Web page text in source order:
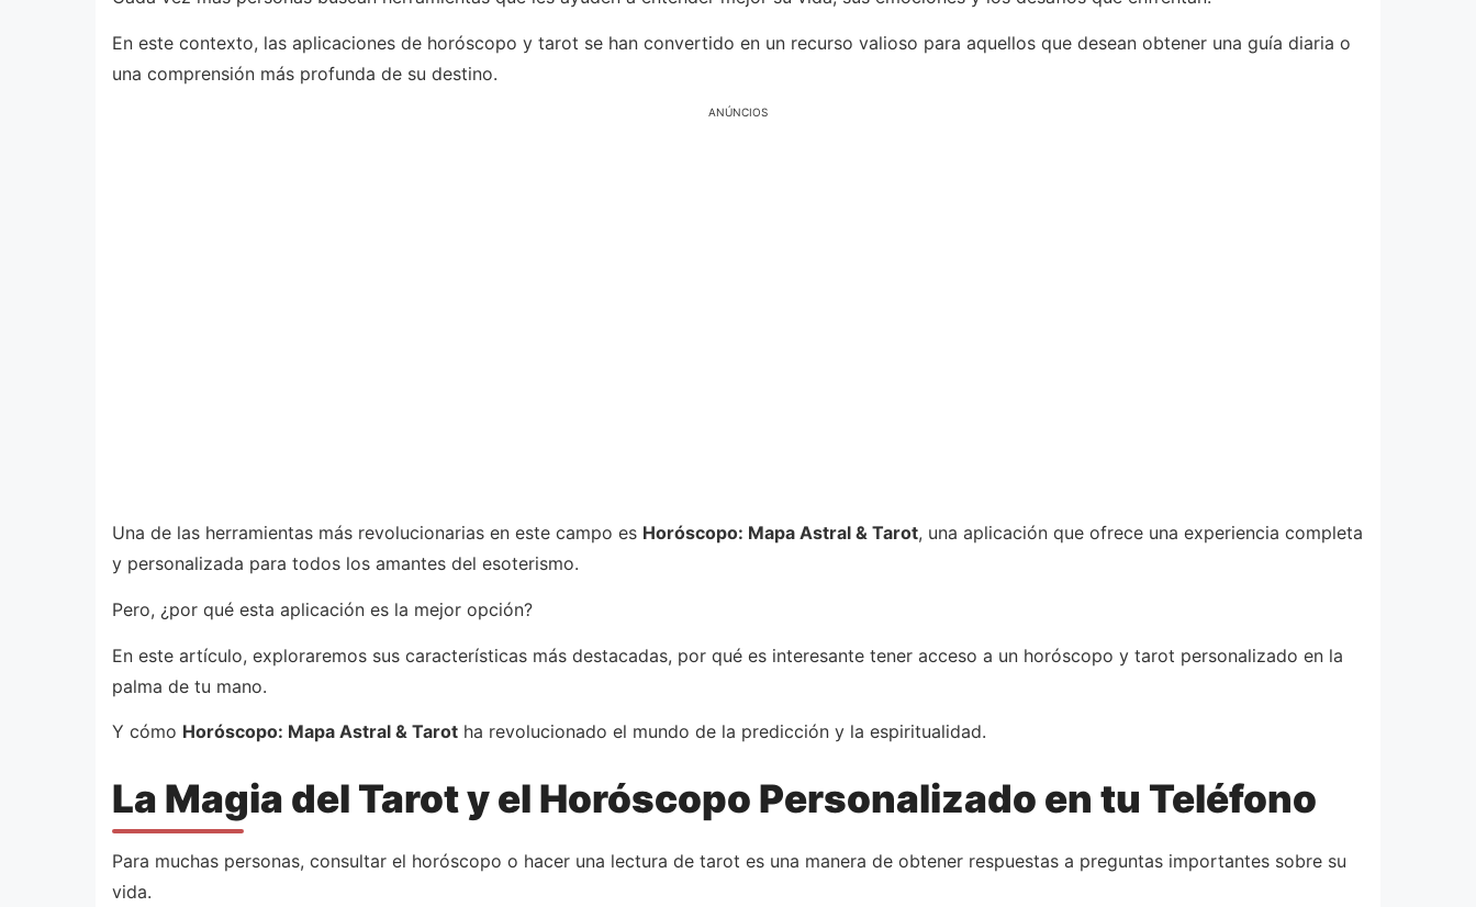
En este contexto, las aplicaciones de horóscopo y tarot se han convertido en un recurso valioso para aquellos que desean obtener una guía diaria o
una comprensión más profunda de su destino.
ANÚNCIOS
Una de las herramientas más revolucionarias en este campo es Horóscopo: Mapa Astral & Tarot, una aplicación que ofrece una experiencia completa
y personalizada para todos los amantes del esoterismo.
Pero, ¿por qué esta aplicación es la mejor opción?
En este artículo, exploraremos sus características más destacadas, por qué es interesante tener acceso a un horóscopo y tarot personalizado en la
palma de tu mano.
Y cómo Horóscopo: Mapa Astral & Tarot ha revolucionado el mundo de la predicción y la espiritualidad.
La Magia del Tarot y el Horóscopo Personalizado en tu Teléfono
Para muchas personas, consultar el horóscopo o hacer una lectura de tarot es una manera de obtener respuestas a preguntas importantes sobre su
vida.